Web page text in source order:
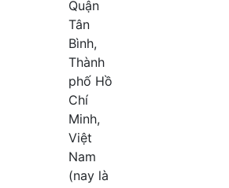
Quận
Tân
Bình,
Thành
phố Hồ
Chí
Minh,
Việt
Nam
(nay là